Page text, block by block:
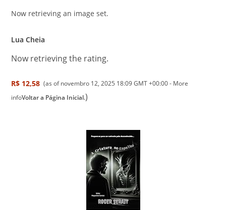
Now retrieving an image set.
Lua Cheia
Now retrieving the rating.
R$ 12,58 (as of novembro 12, 2025 18:09 GMT +00:00 - More
infoVoltar a Página Inicial.)